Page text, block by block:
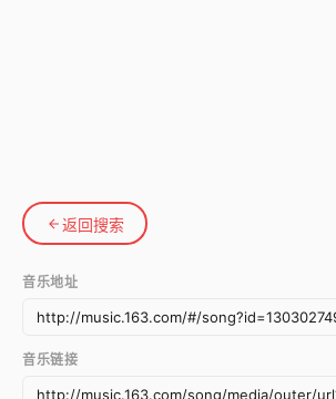
返回搜索
音乐地址
音乐链接